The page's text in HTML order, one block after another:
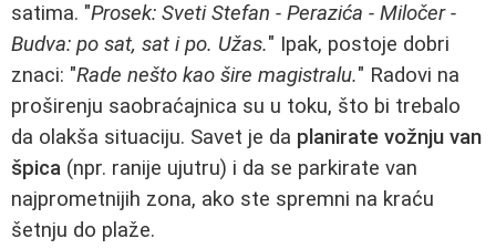
satima. "Prosek: Sveti Stefan - Perazića - Miločer -
Budva: po sat, sat i po. Užas." Ipak, postoje dobri
znaci: "Rade nešto kao šire magistralu." Radovi na
proširenju saobraćajnica su u toku, što bi trebalo
da olakša situaciju. Savet je da planirate vožnju van
špica (npr. ranije ujutru) i da se parkirate van
najprometnijih zona, ako ste spremni na kraću
šetnju do plaže.